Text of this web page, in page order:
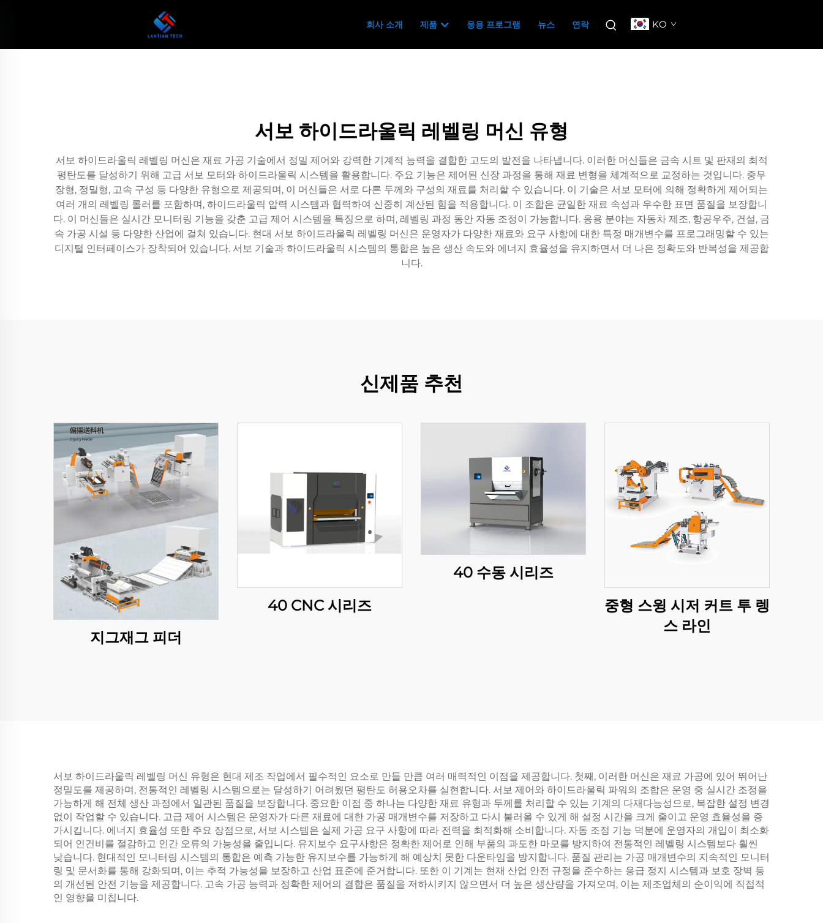
회사 소개 제품 응용 프로그램 뉴스 연락 KO
서보 하이드라울릭 레벨링 머신 유형
서보 하이드라울릭 레벨링 머신은 재료 가공 기술에서 정밀 제어와 강력한 기계적 능력을 결합한 고도의 발전을 나타냅니다. 이러한 머신들은 금속 시트 및 판재의 최적
평탄도를 달성하기 위해 고급 서보 모터와 하이드라울릭 시스템을 활용합니다. 주요 기능은 제어된 신장 과정을 통해 재료 변형을 체계적으로 교정하는 것입니다. 중무
장형, 정밀형, 고속 구성 등 다양한 유형으로 제공되며, 이 머신들은 서로 다른 두께와 구성의 재료를 처리할 수 있습니다. 이 기술은 서보 모터에 의해 정확하게 제어되는
여러 개의 레벨링 롤러를 포함하며, 하이드라울릭 압력 시스템과 협력하여 신중히 계산된 힘을 적용합니다. 이 조합은 균일한 재료 속성과 우수한 표면 품질을 보장합니
다. 이 머신들은 실시간 모니터링 기능을 갖춘 고급 제어 시스템을 특징으로 하며, 레벨링 과정 동안 자동 조정이 가능합니다. 응용 분야는 자동차 제조, 항공우주, 건설, 금
속 가공 시설 등 다양한 산업에 걸쳐 있습니다. 현대 서보 하이드라울릭 레벨링 머신은 운영자가 다양한 재료와 요구 사항에 대한 특정 매개변수를 프로그래밍할 수 있는
디지털 인터페이스가 장착되어 있습니다. 서보 기술과 하이드라울릭 시스템의 통합은 높은 생산 속도와 에너지 효율성을 유지하면서 더 나은 정확도와 반복성을 제공합
니다.
신제품 추천
지그재그 피더
40 CNC 시리즈
40 수동 시리즈
중형 스윙 시저 커트 투 렝
스 라인
서보 하이드라울릭 레벨링 머신 유형은 현대 제조 작업에서 필수적인 요소로 만들 만큼 여러 매력적인 이점을 제공합니다. 첫째, 이러한 머신은 재료 가공에 있어 뛰어난
정밀도를 제공하며, 전통적인 레벨링 시스템으로는 달성하기 어려웠던 평탄도 허용오차를 실현합니다. 서보 제어와 하이드라울릭 파워의 조합은 운영 중 실시간 조정을
가능하게 해 전체 생산 과정에서 일관된 품질을 보장합니다. 중요한 이점 중 하나는 다양한 재료 유형과 두께를 처리할 수 있는 기계의 다재다능성으로, 복잡한 설정 변경
없이 작업할 수 있습니다. 고급 제어 시스템은 운영자가 다른 재료에 대한 가공 매개변수를 저장하고 다시 불러올 수 있게 해 설정 시간을 크게 줄이고 운영 효율성을 증
가시킵니다. 에너지 효율성 또한 주요 장점으로, 서보 시스템은 실제 가공 요구 사항에 따라 전력을 최적화해 소비합니다. 자동 조정 기능 덕분에 운영자의 개입이 최소화
되어 인건비를 절감하고 인간 오류의 가능성을 줄입니다. 유지보수 요구사항은 정확한 제어로 인해 부품의 과도한 마모를 방지하여 전통적인 레벨링 시스템보다 훨씬
낮습니다. 현대적인 모니터링 시스템의 통합은 예측 가능한 유지보수를 가능하게 해 예상치 못한 다운타임을 방지합니다. 품질 관리는 가공 매개변수의 지속적인 모니터
링 및 문서화를 통해 강화되며, 이는 추적 가능성을 보장하고 산업 표준에 준거합니다. 또한 이 기계는 현재 산업 안전 규정을 준수하는 응급 정지 시스템과 보호 장벽 등
의 개선된 안전 기능을 제공합니다. 고속 가공 능력과 정확한 제어의 결합은 품질을 저하시키지 않으면서 더 높은 생산량을 가져오며, 이는 제조업체의 순이익에 직접적
인 영향을 미칩니다.